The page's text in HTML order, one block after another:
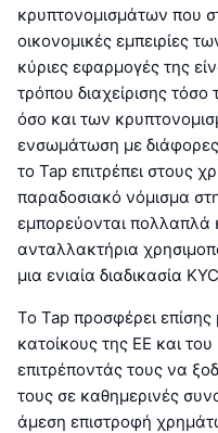
κρυπτονομισμάτων που
οικονομικές εμπειρίες
κύριες εφαρμογές της
τρόπου διαχείρισης
όσο και των
ενσωμάτωση με
το Tap επιτρέπει στους
παραδοσιακό νόμισμα
εμπορεύονται πολλαπλά
ανταλλακτήρια
μια ενιαία διαδικασία
Το Tap προσφέρει
κατοίκους της ΕΕ και
επιτρέποντάς τους να
τους σε καθημερινές
άμεση επιστροφή